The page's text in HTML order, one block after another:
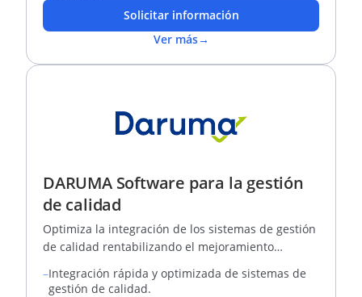
Solicitar información
Ver más→
DARUMA Software para la gestión
de calidad
Optimiza la integración de los sistemas de gestión
de calidad rentabilizando el mejoramiento
–Integración rápida y optimizada de sistemas de
gestión de calidad.